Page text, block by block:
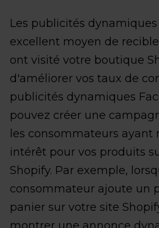
Les publicités
excellent moyen de
ont visité votre boutique
d'améliorer vos taux de
publicités dynamiques
pouvez créer une
les consommateurs ayant
intérêt pour vos produits
Shopify. Par exemple,
consommateur ajoute un
panier sur votre site